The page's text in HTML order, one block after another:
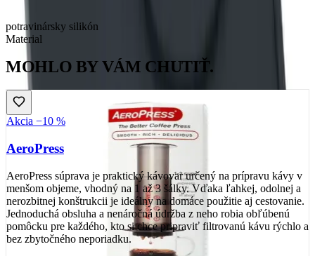
potravinársky silikón
Material
MOHLO BY VÁM CHUTIŤ.
Akcia −10 %
AeroPress
AeroPress súprava je praktický kávovar určený na prípravu kávy v
menšom objeme, vhodný na 1 až 3 šálky. Vďaka ľahkej, odolnej a
nerozbitnej konštrukcii je ideálny na domáce použitie aj cestovanie.
Jednoduchá obsluha a nenáročná údržba z neho robia obľúbenú
pomôcku pre každého, kto si chce pripraviť filtrovanú kávu rýchlo a
bez zbytočného neporiadku.